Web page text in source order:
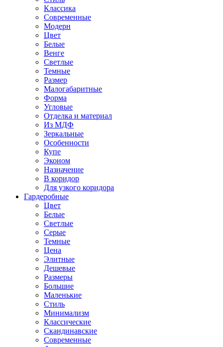
Классика
Современные
Модерн
Цвет
Белые
Венге
Светлые
Темные
Размер
Малогабаритные
Форма
Угловые
Отделка и материал
Из МДФ
Зеркальные
Особенности
Купе
Эконом
Назначение
В коридор
Для узкого коридора
Гардеробные
Цвет
Белые
Светлые
Серые
Темные
Цена
Элитные
Дешевые
Размеры
Большие
Маленькие
Стиль
Минимализм
Классические
Скандинавские
Современные